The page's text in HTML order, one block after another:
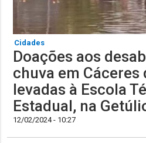
Cidades
Doações aos
chuva em Cáceres
levadas à Escola
Estadual, na
12/02/2024 - 10:27